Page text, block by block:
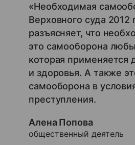
«Необходимая
Верховного суда 2012
разъясняет, что
это самооборона
которая применяется
и здоровья. А также
самооборона в
преступления.
Алена Попова
общественный деятель